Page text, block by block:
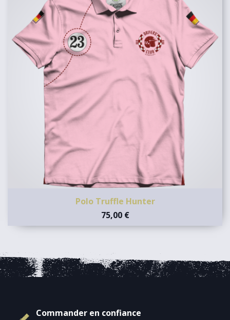
Polo Truffle Hunter
75,00 €
Commander en confiance